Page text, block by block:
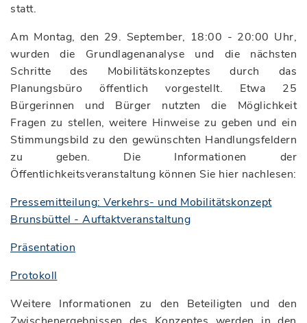
statt.
Am Montag, den 29. September, 18:00 - 20:00 Uhr,
wurden die Grundlagenanalyse und die nächsten
Schritte des Mobilitätskonzeptes durch das
Planungsbüro öffentlich vorgestellt. Etwa 25
Bürgerinnen und Bürger nutzten die Möglichkeit
Fragen zu stellen, weitere Hinweise zu geben und ein
Stimmungsbild zu den gewünschten Handlungsfeldern
zu geben. Die Informationen der
Öffentlichkeitsveranstaltung können Sie hier nachlesen:
Pressemitteilung: Verkehrs- und Mobilitätskonzept
Brunsbüttel - Auftaktveranstaltung
Präsentation
Protokoll
Weitere Informationen zu den Beteiligten und den